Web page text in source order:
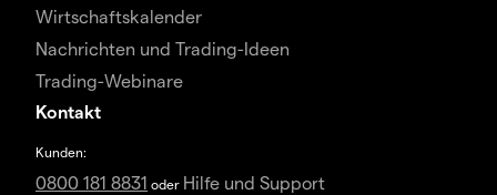
Wirtschaftskalender
Nachrichten und Trading-Ideen
Trading-Webinare
Kontakt
Kunden:
0800 181 8831 oder Hilfe und Support